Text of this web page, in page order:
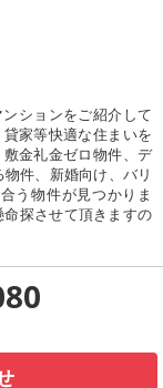
ションをご紹介して
家等快適な住まいを
金礼金ゼロ物件、デ
件、新婚向け、バリ
う物件が見つかりま
探させて頂きますの